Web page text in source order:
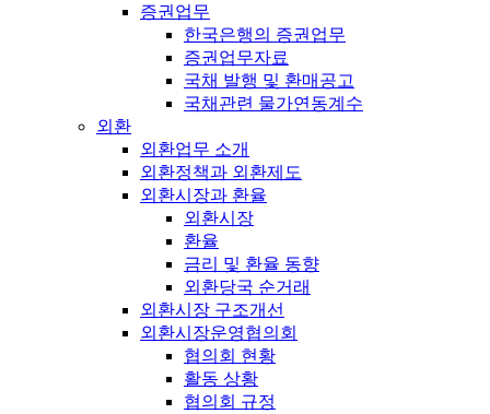
증권업무
한국은행의 증권업무
증권업무자료
국채 발행 및 환매공고
국채관련 물가연동계수
외환
외환업무 소개
외환정책과 외환제도
외환시장과 환율
외환시장
환율
금리 및 환율 동향
외환당국 순거래
외환시장 구조개선
외환시장운영협의회
협의회 현황
활동 상황
협의회 규정